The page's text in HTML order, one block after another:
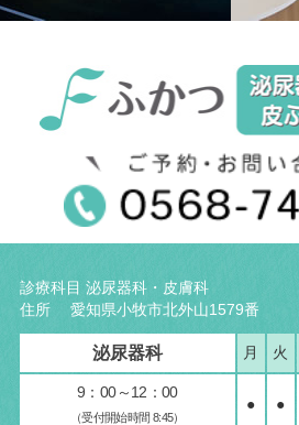
診療科目 泌尿器科・皮膚科
住所 愛知県小牧市北外山1579番
泌尿器科 月 火
9：00～12：00
（受付開始時間 8:45）
● ●